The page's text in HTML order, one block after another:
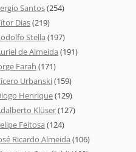
Santos(254)
Dias(219)
Stella (197)
de Almeida (191)
Farah (171)
Urbanski(159)
Henrique(129)
Klüser(127)
Feitosa (124)
Ricardo Almeida (106)